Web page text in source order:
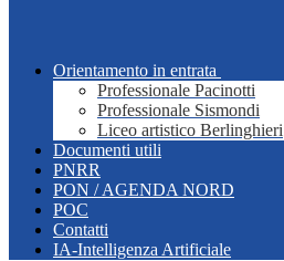
Orientamento in entrata
Professionale Pacinotti
Professionale Sismondi
Liceo artistico Berlinghieri
Documenti utili
PNRR
PON / AGENDA NORD
POC
Contatti
IA-Intelligenza Artificiale